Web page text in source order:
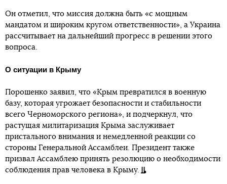
Он отметил, что миссия должна быть «с мощным
мандатом и широким кругом ответственности», а Украина
рассчитывает на дальнейший прогресс в решении этого
вопроса.
О ситуации в Крыму
Порошенко заявил, что «Крым превратился в военную
базу, которая угрожает безопасности и стабильности
всего Черноморского региона», и подчеркнул, что
растущая милитаризация Крыма заслуживает
пристального внимания и немедленной реакции со
стороны Генеральной Ассамблеи. Президент также
призвал Ассамблею принять резолюцию о необходимости
соблюдения прав человека в Крыму.